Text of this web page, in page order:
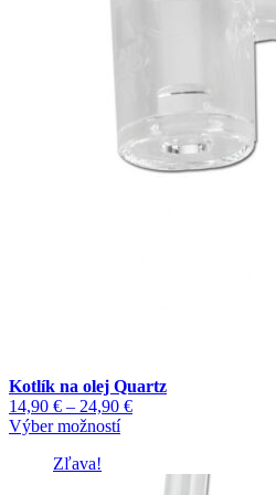
Kotlík na olej Quartz
14,90 € – 24,90 €Price
Výber možnostíTento
Zľava!